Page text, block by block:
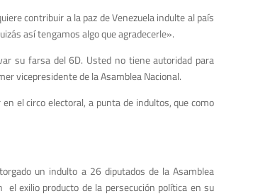
contribuir a la paz de Venezuela indulte al país
así tengamos algo que agradecerle».
su farsa del 6D. Usted no tiene autoridad para
vicepresidente de la Asamblea Nacional.
el circo electoral, a punta de indultos, que como
un indulto a 26 diputados de la Asamblea
exilio producto de la persecución política en su